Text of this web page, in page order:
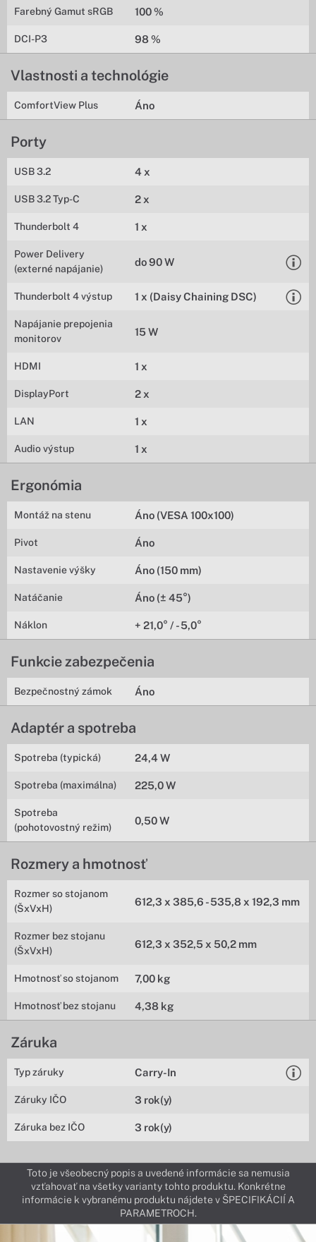
Farebný Gamut sRGB 100 %
DCI-P3 98 %
Vlastnosti a technológie
ComfortView Plus Áno
Porty
USB 3.2 4 x
USB 3.2 Typ-C 2 x
Thunderbolt 4 1 x
Power Delivery
(externé napájanie)
do 90 W
Thunderbolt 4 výstup 1 x (Daisy Chaining DSC)
Napájanie prepojenia
monitorov
15 W
HDMI 1 x
DisplayPort 2 x
LAN 1 x
Audio výstup 1 x
Ergonómia
Montáž na stenu Áno (VESA 100x100)
Pivot Áno
Nastavenie výšky Áno (150 mm)
Natáčanie Áno (± 45°)
Náklon + 21,0° / - 5,0°
Funkcie zabezpečenia
Bezpečnostný zámok Áno
Adaptér a spotreba
Spotreba (typická) 24,4 W
Spotreba (maximálna) 225,0 W
Spotreba
(pohotovostný režim)
0,50 W
Rozmery a hmotnosť
Rozmer so stojanom
(ŠxVxH)
612,3 x 385,6 - 535,8 x 192,3 mm
Rozmer bez stojanu
(ŠxVxH)
612,3 x 352,5 x 50,2 mm
Hmotnosť so stojanom 7,00 kg
Hmotnosť bez stojanu 4,38 kg
Záruka
Typ záruky Carry-In
Záruky IČO 3 rok(y)
Záruka bez IČO 3 rok(y)
Toto je všeobecný popis a uvedené informácie sa nemusia
vzťahovať na všetky varianty tohto produktu. Konkrétne
informácie k vybranému produktu nájdete v ŠPECIFIKÁCIÍ A
PARAMETROCH.